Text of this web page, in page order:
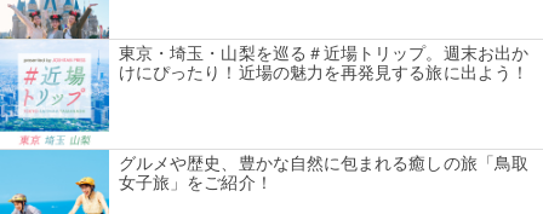
東京・埼玉・山梨を巡る＃近場トリップ。週末お出か
けにぴったり！近場の魅力を再発見する旅に出よう！
グルメや歴史、豊かな自然に包まれる癒しの旅「鳥取
女子旅」をご紹介！